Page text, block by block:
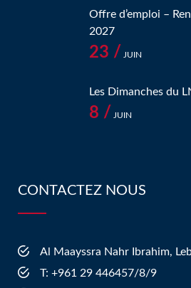
Offre d’emploi –
2027
23 / JUIN
Les Dimanches du
8 / JUIN
CONTACTEZ NOUS
Al Maayssra Nahr Ibrahim,
​T: +961 29 446457/8/9